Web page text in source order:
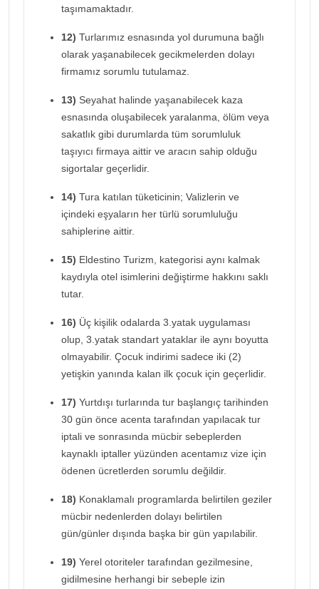
taşımamaktadır.
12) Turlarımız esnasında yol durumuna bağlı
olarak yaşanabilecek gecikmelerden dolayı
firmamız sorumlu tutulamaz.
13) Seyahat halinde yaşanabilecek kaza
esnasında oluşabilecek yaralanma, ölüm veya
sakatlık gibi durumlarda tüm sorumluluk
taşıyıcı firmaya aittir ve aracın sahip olduğu
sigortalar geçerlidir.
14) Tura katılan tüketicinin; Valizlerin ve
içindeki eşyaların her türlü sorumluluğu
sahiplerine aittir.
15) Eldestino Turizm, kategorisi aynı kalmak
kaydıyla otel isimlerini değiştirme hakkını saklı
tutar.
16) Üç kişilik odalarda 3.yatak uygulaması
olup, 3.yatak standart yataklar ile aynı boyutta
olmayabilir. Çocuk indirimi sadece iki (2)
yetişkin yanında kalan ilk çocuk için geçerlidir.
17) Yurtdışı turlarında tur başlangıç tarihinden
30 gün önce acenta tarafından yapılacak tur
iptali ve sonrasında mücbir sebeplerden
kaynaklı iptaller yüzünden acentamız vize için
ödenen ücretlerden sorumlu değildir.
18) Konaklamalı programlarda belirtilen geziler
mücbir nedenlerden dolayı belirtilen
gün/günler dışında başka bir gün yapılabilir.
19) Yerel otoriteler tarafından gezilmesine,
gidilmesine herhangi bir sebeple izin